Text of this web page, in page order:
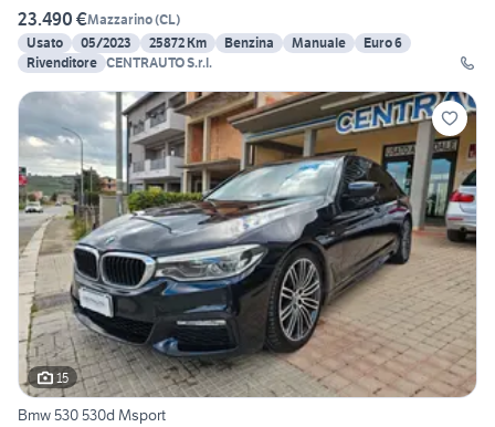
23.490 €Mazzarino(CL)
Usato
05/2023 25872 Km Benzina Manuale
Euro 6
Rivenditore CENTRAUTO S.r.l.
15
Bmw 530 530d Msport